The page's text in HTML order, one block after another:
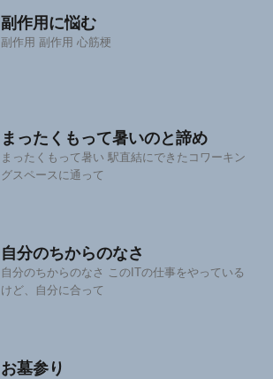
副作用に悩む
副作用 副作用 心筋梗
まったくもって暑いのと諦め
まったくもって暑い 駅直結にできたコワーキン
グスペースに通って
自分のちからのなさ
自分のちからのなさ このITの仕事をやっている
けど、自分に合って
お墓参り